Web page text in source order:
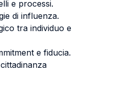
e processi.
di influenza.
tra individuo e
e fiducia.